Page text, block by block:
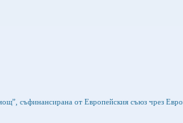
съфинансирана от Европейския съюз чрез